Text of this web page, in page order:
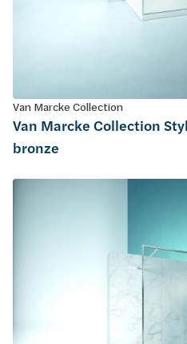
Van Marcke Collection
Van Marcke Collection
bronze